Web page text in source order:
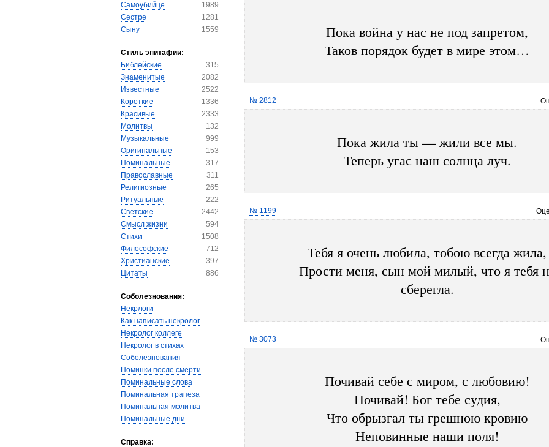
Самоубийце
1989
Сестре
1281
Сыну
1559
Стиль эпитафии:
Библейские
315
Знаменитые
2082
Известные
2522
Короткие
1336
Красивые
2333
Молитвы
132
Музыкальные
999
Оригинальные
153
Поминальные
317
Православные
311
Религиозные
265
Ритуальные
222
Светские
2442
Смысл жизни
594
Стихи
1508
Философские
712
Христианские
397
Цитаты
886
Соболезнования:
Некрлоги
Как написать некролог
Некролог коллеге
Некролог в стихах
Соболезнования
Поминки после смерти
Поминальные слова
Поминальная трапеза
Поминальная молитва
Поминальные дни
Справка:
Пока война у нас не под запретом,
Таков порядок будет в мире этом…
№ 2812
Пока жила ты — жили все мы.
Теперь угас наш солнца луч.
№ 1199
Тебя я очень любила, тобою всегда жила,
Прости меня, сын мой милый, что я тебя
сберегла.
№ 3073
Почивай себе с миром, с любовию!
Почивай! Бог тебе судия,
Что обрызгал ты грешною кровию
Неповинные наши поля!